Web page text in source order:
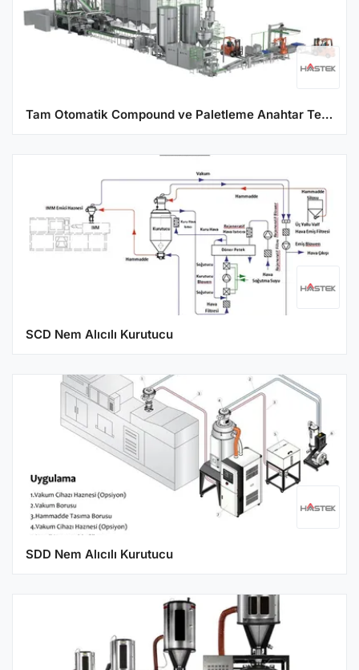
Tam Otomatik Compound ve Paletleme Anahtar Teslim Çözümü
SCD Nem Alıcılı Kurutucu
SDD Nem Alıcılı Kurutucu